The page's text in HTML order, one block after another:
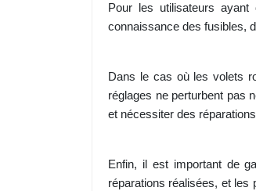
Pour les utilisateurs
connaissance des fusibles,
Dans le cas où les volets
réglages ne perturbent pas
et nécessiter des
Enfin, il est important de
réparations réalisées, et les